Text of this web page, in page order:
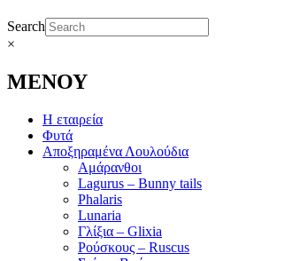
Search
×
ΜΕΝΟΥ
Η εταιρεία
Φυτά
Αποξηραμένα Λουλούδια
Αμάρανθοι
Lagurus – Bunny tails
Phalaris
Lunaria
Γλίξια – Glixia
Ρούσκους – Ruscus